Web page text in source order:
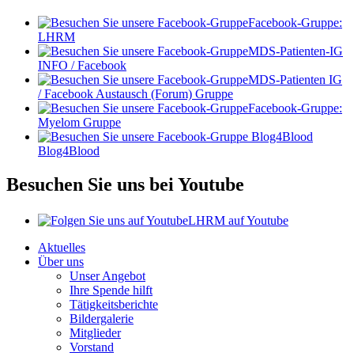
Facebook-Gruppe:
LHRM
MDS-Patienten-IG
INFO / Facebook
MDS-Patienten IG
/ Facebook Austausch (Forum) Gruppe
Facebook-Gruppe:
Myelom Gruppe
Blog4Blood
Besuchen Sie uns bei Youtube
LHRM auf Youtube
Aktuelles
Über uns
Unser Angebot
Ihre Spende hilft
Tätigkeitsberichte
Bildergalerie
Mitglieder
Vorstand